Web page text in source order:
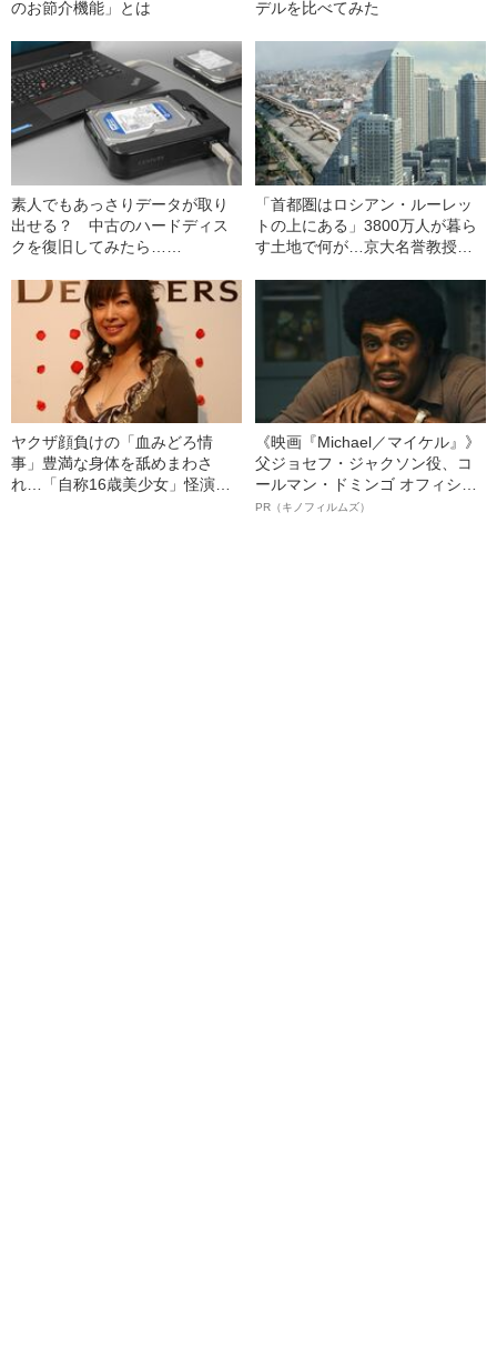
のお節介機能」とは デルを比べてみた
素人でもあっさりデータが取り
出せる？ 中古のハードディス
クを復旧してみたら……
「首都圏はロシアン・ルーレッ
トの上にある」3800万人が暮ら
す土地で何が…京大名誉教授が
ヤクザ顔負けの「血みどろ情
事」豊満な身体を舐めまわさ
れ…「自称16歳美少女」怪演
《映画『Michael／マイケル』》
父ジョセフ・ジャクソン役、コ
ールマン・ドミンゴ オフィシャ
ルインタビュー“観客を魅了した
PR（キノフィルムズ）